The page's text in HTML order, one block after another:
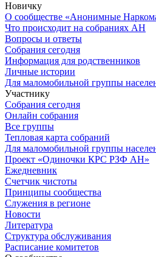
Новичку
О сообществе «Анонимные
Что происходит на собраниях АН
Вопросы и ответы
Собрания сегодня
Информация для родственников
Личные истории
Для маломобильной группы
Участнику
Собрания сегодня
Онлайн собрания
Все группы
Тепловая карта собраний
Для маломобильной группы
Проект «Одиночки КРС РЗФ АН»
Ежедневник
Счетчик чистоты
Принципы сообщества
Служения в регионе
Новости
Литература
Структура обслуживания
Расписание комитетов